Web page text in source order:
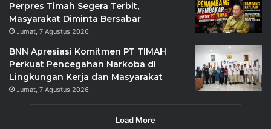
Perpres Timah Segera Terbit,
Masyarakat Diminta Bersabar
Jumat, 7 Agustus 2026
BNN Apresiasi Komitmen PT TIMAH
Perkuat Pencegahan Narkoba di
Lingkungan Kerja dan Masyarakat
Jumat, 7 Agustus 2026
Load More